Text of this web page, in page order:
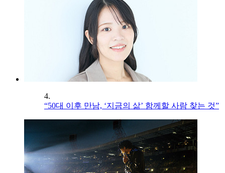
4.
“50대 이후 만남, ‘지금의 삶’ 함께할 사람 찾는 것”